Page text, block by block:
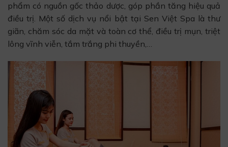
phẩm có nguồn gốc thảo dược, góp phần tăng hiệu quả
điều trị. Một số dịch vụ nổi bật tại Sen Việt Spa là thư
giãn, chăm sóc da mặt và toàn cơ thể, điều trị mụn, triệt
lông vĩnh viễn, tắm trắng phi thuyền,…